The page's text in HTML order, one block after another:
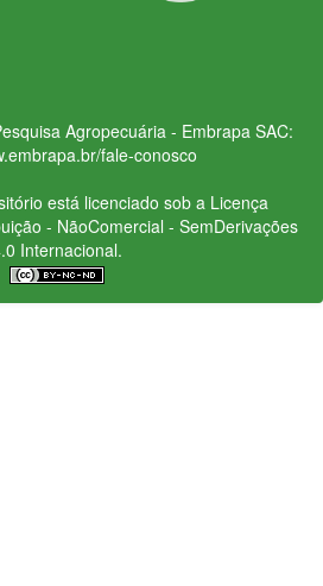
Agropecuária - Embrapa SAC:
fale-conosco
está licenciado sob a Licença
- NãoComercial - SemDerivações
Internacional.